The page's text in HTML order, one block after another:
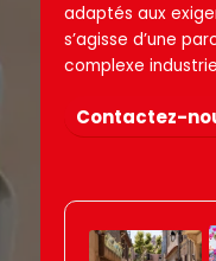
adaptés aux
s’agisse d’une
complexe
Contactez-